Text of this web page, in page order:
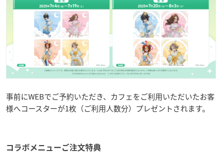
事前にWEBでご予約いただき、カフェをご利用いただいたお客
様へコースターが1枚（ご利用人数分）プレゼントされます。
コラボメニューご注文特典